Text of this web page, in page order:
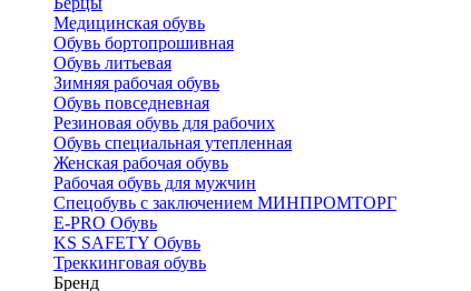
Медицинская обувь
Обувь бортопрошивная
Обувь литьевая
Зимняя рабочая обувь
Обувь повседневная
Резиновая обувь для рабочих
Обувь специальная утепленная
Женская рабочая обувь
Рабочая обувь для мужчин
Спецобувь с заключением МИНПРОМТОРГ
E-PRO Обувь
KS SAFETY Обувь
Треккинговая обувь
Бренд